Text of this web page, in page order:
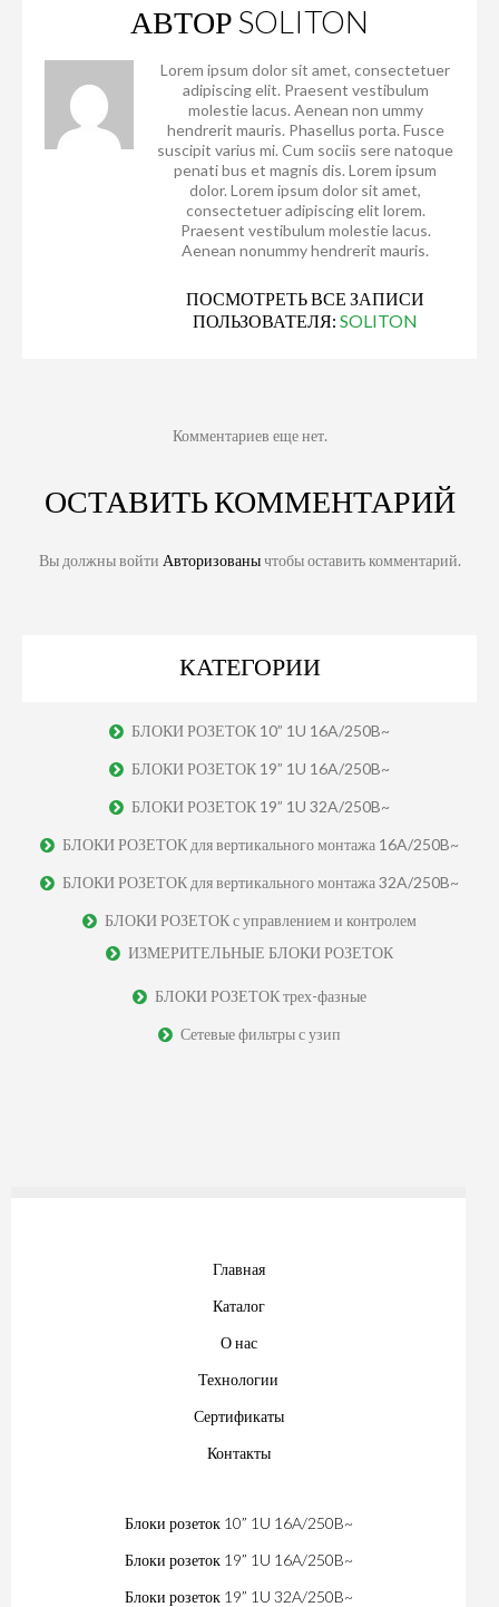
АВТОР SOLITON
Lorem ipsum dolor sit amet, consectetuer
adipiscing elit. Praesent vestibulum
molestie lacus. Aenean non ummy
hendrerit mauris. Phasellus porta. Fusce
suscipit varius mi. Cum sociis sere natoque
penati bus et magnis dis. Lorem ipsum
dolor. Lorem ipsum dolor sit amet,
consectetuer adipiscing elit lorem.
Praesent vestibulum molestie lacus.
Aenean nonummy hendrerit mauris.
ПОСМОТРЕТЬ ВСЕ ЗАПИСИ
ПОЛЬЗОВАТЕЛЯ: SOLITON
Комментариев еще нет.
ОСТАВИТЬ КОММЕНТАРИЙ
Вы должны войти Авторизованычтобы оставить комментарий.
КАТЕГОРИИ
БЛОКИ РОЗЕТОК 10” 1U 16A/250B~
БЛОКИ РОЗЕТОК 19” 1U 16A/250B~
БЛОКИ РОЗЕТОК 19” 1U 32A/250B~
БЛОКИ РОЗЕТОК для вертикального монтажа 16A/250B~
БЛОКИ РОЗЕТОК для вертикального монтажа 32A/250B~
БЛОКИ РОЗЕТОК с управлением и контролем
ИЗМЕРИТЕЛЬНЫЕ БЛОКИ РОЗЕТОК
БЛОКИ РОЗЕТОК трех-фазные
Сетевые фильтры с узип
Главная
Каталог
О нас
Технологии
Сертификаты
Контакты
Блоки розеток 10” 1U 16A/250B~
Блоки розеток 19” 1U 16A/250B~
Блоки розеток 19” 1U 32A/250B~